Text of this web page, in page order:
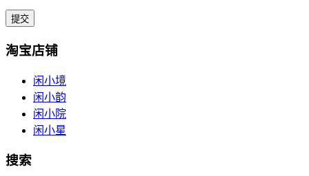
淘宝店铺
闲小境
闲小韵
闲小院
闲小星
搜索